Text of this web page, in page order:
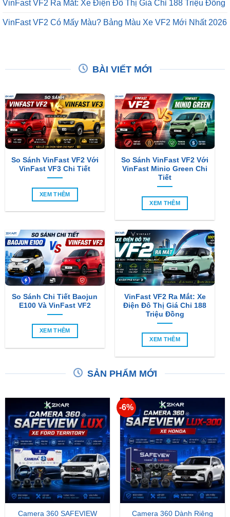
VinFast VF2 Ra Mắt: Xe Điện Đô Thị Giá Chỉ 188 Triệu Đồng
VinFast VF2 Có Mấy Màu? Bảng Màu Xe VF2 Mới Nhất 2026
BÀI VIẾT MỚI
So Sánh VinFast VF2 Với
VinFast VF3 Chi Tiết
XEM THÊM
So Sánh VinFast VF2 Với
VinFast Minio Green Chi
Tiết
XEM THÊM
So Sánh Chi Tiết Baojun
E100 Và VinFast VF2
XEM THÊM
VinFast VF2 Ra Mắt: Xe
Điện Đô Thị Giá Chỉ 188
Triệu Đồng
XEM THÊM
SẢN PHẨM MỚI
Camera 360 SAFEVIEW
-6%
Camera 360 Dành Riêng